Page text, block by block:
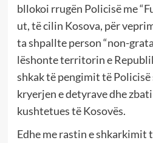
bllokoi rrugën Policisë me
ut, të cilin Kosova, për
ta shpallte person “non-
lëshonte territorin e
shkak të pengimit të
kryerjen e detyrave dhe
kushtetues të Kosovës.
Edhe me rastin e shkarkimit